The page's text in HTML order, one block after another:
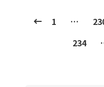
1 …
234